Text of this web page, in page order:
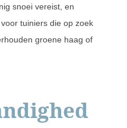
snoei vereist, en
tuiniers die op zoek
groene haag of